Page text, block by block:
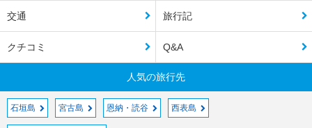
交通 旅行記
クチコミ Q&A
人気の旅行先
石垣島 宮古島 恩納・読谷 西表島